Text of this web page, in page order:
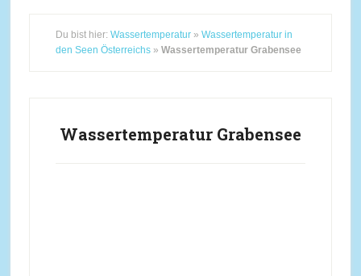
Du bist hier: Wassertemperatur» Wassertemperatur in
den Seen Österreichs» Wassertemperatur Grabensee
Wassertemperatur Grabensee